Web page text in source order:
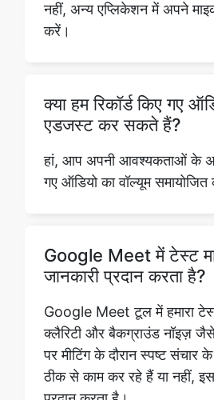
नहीं, अन्य एप्लिकेशन में अपने
करें।
क्या हम रिकॉर्ड किए गए
एडजस्ट कर सकते हैं?
हां, आप अपनी आवश्यकताओं के
गए ऑडियो का वॉल्यूम
Google Meet में टेस्ट
जानकारी प्रदान करता है?
Google Meet टूल में हमारा
क्लैरिटी और बैकग्राउंड नॉइज़
पर मीटिंग के दौरान स्पष्ट संचार
ठीक से काम कर रहे हैं या नहीं, इस